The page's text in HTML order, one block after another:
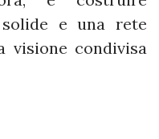
e una rete
visione condivisa